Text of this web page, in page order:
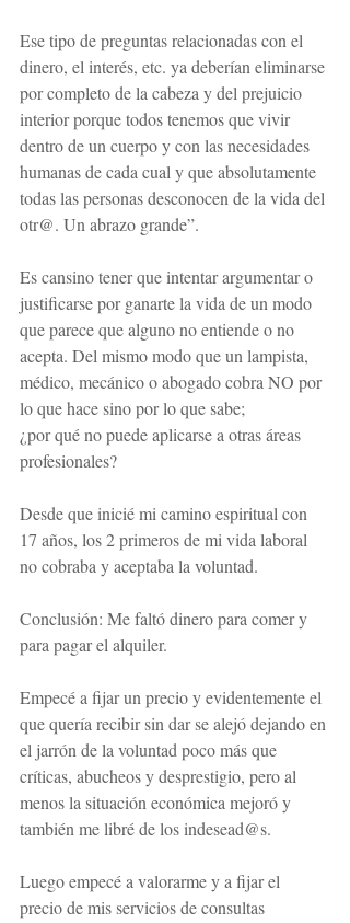
Ese tipo de preguntas relacionadas con el
dinero, el interés, etc. ya deberían eliminarse
por completo de la cabeza y del prejuicio
interior porque todos tenemos que vivir
dentro de un cuerpo y con las necesidades
humanas de cada cual y que absolutamente
todas las personas desconocen de la vida del
otr@. Un abrazo grande”.
Es cansino tener que intentar argumentar o
justificarse por ganarte la vida de un modo
que parece que alguno no entiende o no
acepta. Del mismo modo que un lampista,
médico, mecánico o abogado cobra NO por
lo que hace sino por lo que sabe;
¿por qué no puede aplicarse a otras áreas
profesionales?
Desde que inicié mi camino espiritual con
17 años, los 2 primeros de mi vida laboral
no cobraba y aceptaba la voluntad.
Conclusión: Me faltó dinero para comer y
para pagar el alquiler.
Empecé a fijar un precio y evidentemente el
que quería recibir sin dar se alejó dejando en
el jarrón de la voluntad poco más que
críticas, abucheos y desprestigio, pero al
menos la situación económica mejoró y
también me libré de los indesead@s.
Luego empecé a valorarme y a fijar el
precio de mis servicios de consultas